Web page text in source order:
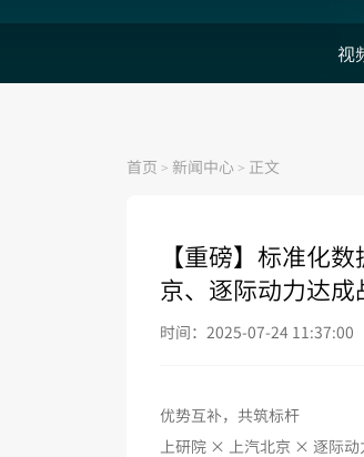
视
首页 > 新闻中心 > 正文
【重磅】标准化
京、逐际动力达成
时间：2025-07-24 11:37:00
优势互补，共筑标杆
上研院 × 上汽北京 × 逐际动